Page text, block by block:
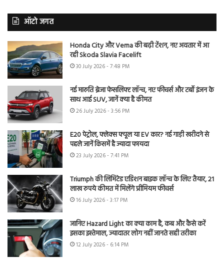
ऑटो जगत
Honda City और Verna की बढ़ी टेंशन, नए अवतार में आ
रही Skoda Slavia Facelift
30 July 2026 - 7:48 PM
नई मारुति ब्रेजा फेसलिफ्ट लॉन्च, नए फीचर्स और टर्बो इंजन के
साथ आई SUV, जानें क्या है कीमत
26 July 2026 - 3:56 PM
E20 पेट्रोल, फ्लेक्स फ्यूल या EV कार? नई गाड़ी खरीदने से
पहले जानें किसमें है ज्यादा फायदा
23 July 2026 - 7:41 PM
Triumph की लिमिटेड एडिशन बाइक लॉन्च के लिए तैयार, 21
लाख रुपये कीमत में मिलेंगे प्रीमियम फीचर्स
16 July 2026 - 3:17 PM
जानिए Hazard Light का क्या काम है, कब और कैसे करें
इसका इस्तेमाल, ज्यादातर लोग नहीं जानते सही तरीका
12 July 2026 - 6:14 PM